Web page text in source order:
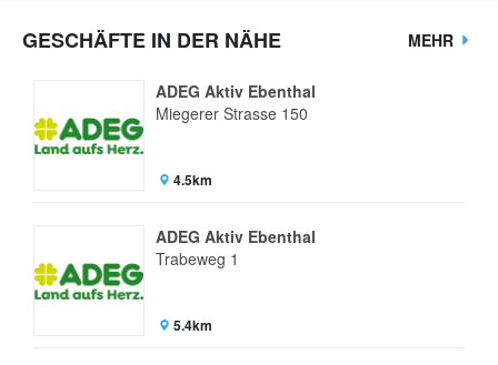
GESCHÄFTE IN DER NÄHE MEHR
ADEG Aktiv Ebenthal
Miegerer Strasse 150
4.5km
ADEG Aktiv Ebenthal
Trabeweg 1
5.4km